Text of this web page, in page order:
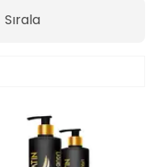
Sırala